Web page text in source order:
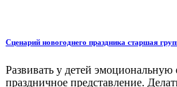
Сценарий новогоднего праздника старшая
Развивать у детей эмоциональную
праздничное представление.